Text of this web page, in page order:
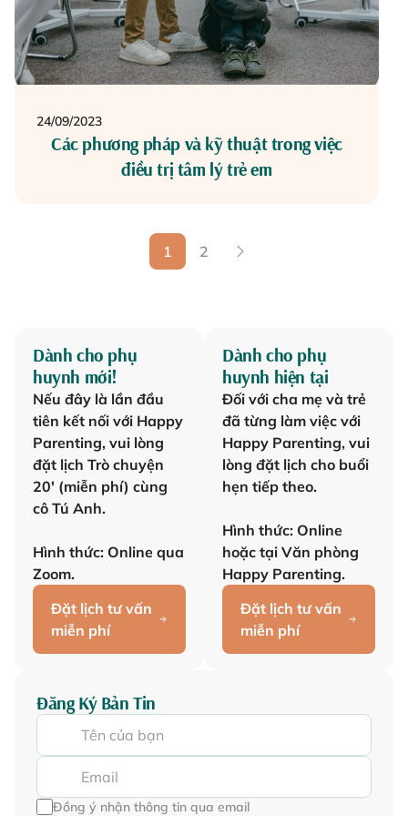
24/09/2023
Các phương pháp và kỹ thuật trong việc
điều trị tâm lý trẻ em
1 2
Dành cho phụ
huynh mới!
Nếu đây là lần đầu
tiên kết nối với Happy
Parenting, vui lòng
đặt lịch Trò chuyện
20' (miễn phí) cùng
cô Tú Anh.
Hình thức: Online qua
Zoom.
Đặt lịch tư vấn
miễn phí
Dành cho phụ
huynh hiện tại
Đối với cha mẹ và trẻ
đã từng làm việc với
Happy Parenting, vui
lòng đặt lịch cho buổi
hẹn tiếp theo.
Hình thức: Online
hoặc tại Văn phòng
Happy Parenting.
Đặt lịch tư vấn
miễn phí
Đăng Ký Bản Tin
Đồng ý nhận thông tin qua email